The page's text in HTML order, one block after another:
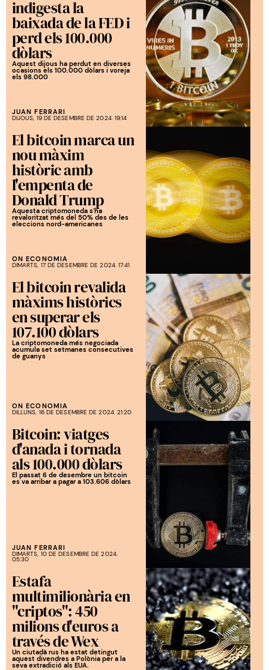
indigesta la
baixada de la FED i
perd els 100.000
dòlars
Aquest dijous ha perdut en diverses
ocasions els 100.000 dòlars i voreja
els 98.000
JUAN FERRARI
DIJOUS, 19 DE DESEMBRE DE 2024. 19:14
El bitcoin marca un
nou màxim
històric amb
l'empenta de
Donald Trump
Aquesta criptomoneda s'ha
revaloritzat més del 50% des de les
eleccions nord-americanes
ON ECONOMIA
DIMARTS, 17 DE DESEMBRE DE 2024. 17:41
El bitcoin revalida
màxims històrics
en superar els
107.100 dòlars
La criptomoneda més negociada
acumula set setmanes consecutives
de guanys
ON ECONOMIA
DILLUNS, 16 DE DESEMBRE DE 2024. 21:20
Bitcoin: viatges
d'anada i tornada
als 100.000 dòlars
El passat 6 de desembre un bitcoin
es va arribar a pagar a 103.606 dòlars
JUAN FERRARI
DIMARTS, 10 DE DESEMBRE DE 2024.
05:30
Estafa
multimilionària en
"criptos": 450
milions d'euros a
través de Wex
Un ciutadà rus ha estat detingut
aquest divendres a Polònia per a la
seva extradició als EUA.